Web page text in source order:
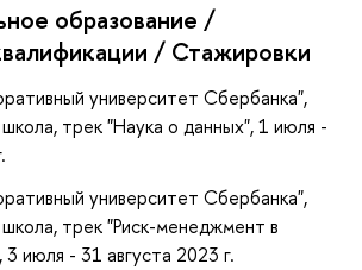
образование /
/ Стажировки
университет Сбербанка",
трек "Наука о данных", 1 июля -
университет Сбербанка",
трек "Риск-менеджмент в
июля - 31 августа 2023 г.